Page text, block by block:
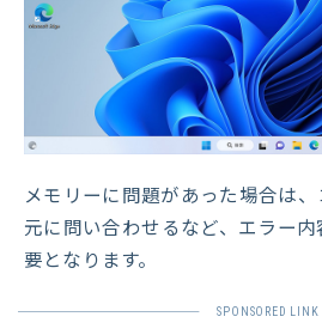
メモリーに問題があった場合は
元に問い合わせるなど、エラー
要となります。